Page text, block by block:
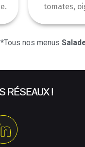
tomates,
*Tous nos menus
RÉSEAUX !